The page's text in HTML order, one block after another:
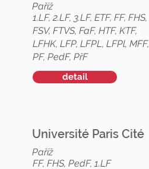
Paříž
1.LF, 2.LF, 3.LF, ETF, FF, FHS,
FSV, FTVS, FaF, HTF, KTF,
LFHK, LFP, LFPL, LFPl, MFF,
PF, PedF, PřF
detail
Université Paris Cité
Paříž
FF, FHS, PedF, 1.LF